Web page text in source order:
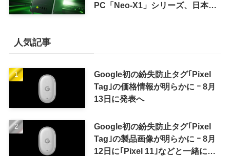
PC「Neo-X1」シリーズ、日本で
人気記事
Google初の紛失防止タグ｢Pixel
Tag｣の価格情報が明らかに ｰ 8月
13日に発表へ
Google初の紛失防止タグ｢Pixel
Tag｣の製品画像が明らかに ｰ 8月
12日に｢Pixel 11｣などと一緒に発